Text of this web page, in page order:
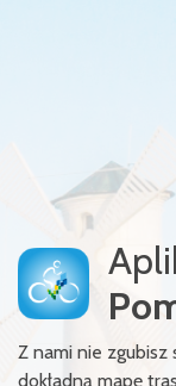
Z nami nie zgubisz
dokładną mapę